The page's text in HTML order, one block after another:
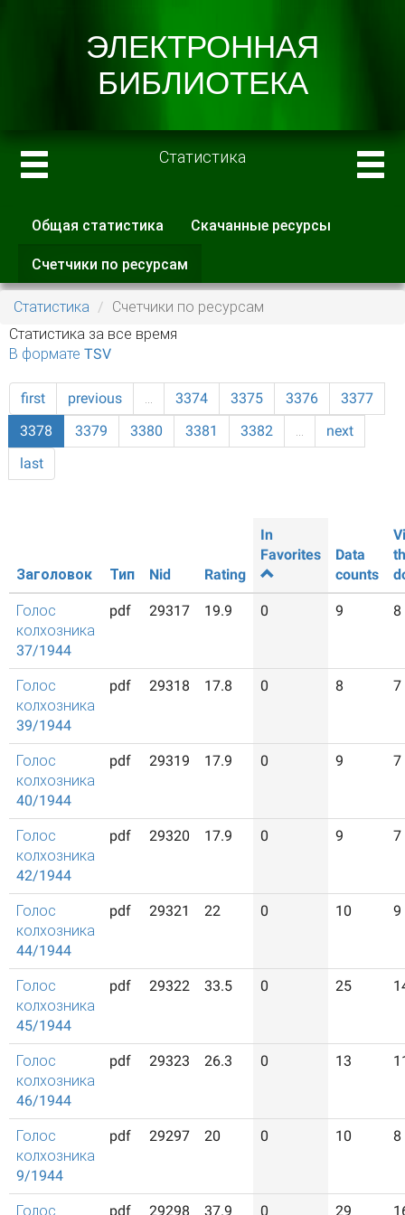
Статистика
Главные вкладки
Общая статистика Скачанные ресурсы
Счетчики по ресурсам
вкладка)
Статистика
Счетчики по ресурсам
Статистика за все время
В формате TSV
first previous … 3374 3375 3376
3377
3378
3379 3380 3381 3382 …
next
last
Заголовок Тип Nid Rating
In
Favorites
Data
counts
Голос
колхозника
37/1944
pdf 29317 19.9 0 9 8
Голос
колхозника
39/1944
pdf 29318 17.8 0 8 7
Голос
колхозника
40/1944
pdf 29319 17.9 0 9 7
Голос
колхозника
42/1944
pdf 29320 17.9 0 9 7
Голос
колхозника
44/1944
pdf 29321 22 0 10 9
Голос
колхозника
45/1944
pdf 29322 33.5 0 25
Голос
колхозника
46/1944
pdf 29323 26.3 0 13
Голос
колхозника
9/1944
pdf 29297 20 0 10 8
Голос pdf 29298 37.9 0 29